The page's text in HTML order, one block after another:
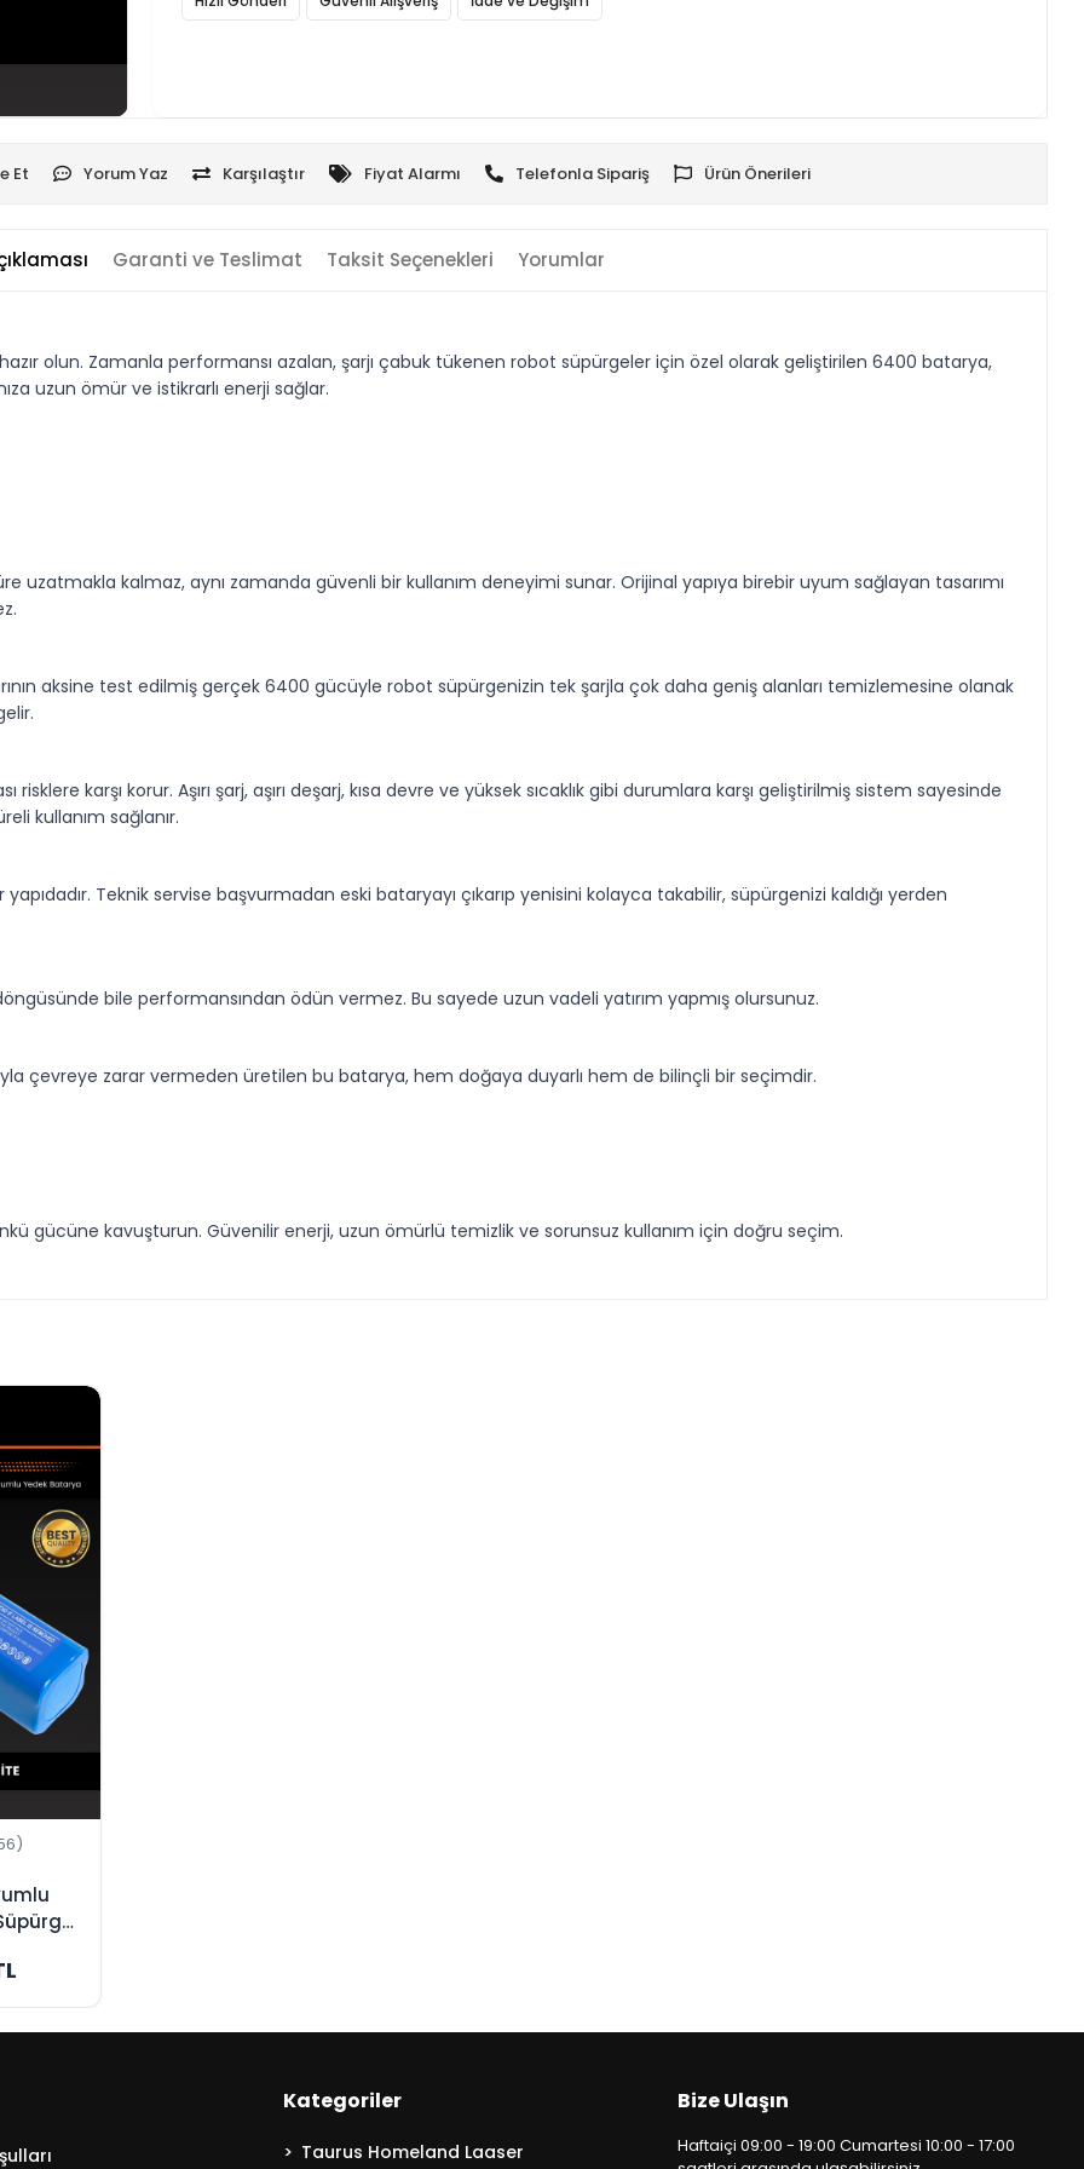
Et Yorum Yaz Karşılaştır Fiyat Alarmı Telefonla Sipariş Ürün Önerileri
Garanti ve Teslimat Taksit Seçenekleri Yorumlar
olun. Zamanla performansı azalan, şarjı çabuk tükenen robot süpürgeler için özel olarak geliştirilen 6400 batarya,
uzun ömür ve istikrarlı enerji sağlar.
uzatmakla kalmaz, aynı zamanda güvenli bir kullanım deneyimi sunar. Orijinal yapıya birebir uyum sağlayan tasarımı
aksine test edilmiş gerçek 6400 gücüyle robot süpürgenizin tek şarjla çok daha geniş alanları temizlemesine olanak
karşı korur. Aşırı şarj, aşırı deşarj, kısa devre ve yüksek sıcaklık gibi durumlara karşı geliştirilmiş sistem sayesinde
kullanım sağlanır.
Teknik servise başvurmadan eski bataryayı çıkarıp yenisini kolayca takabilir, süpürgenizi kaldığı yerden
bile performansından ödün vermez. Bu sayede uzun vadeli yatırım yapmış olursunuz.
çevreye zarar vermeden üretilen bu batarya, hem doğaya duyarlı hem de bilinçli bir seçimdir.
gücüne kavuşturun. Güvenilir enerji, uzun ömürlü temizlik ve sorunsuz kullanım için doğru seçim.
Kategoriler
Taurus Homeland Laaser
Bize Ulaşın
Haftaiçi 09:00 - 19:00 Cumartesi 10:00 - 17:00